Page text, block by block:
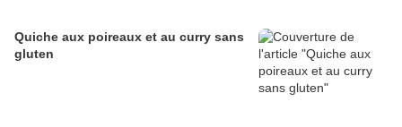
Quiche aux poireaux et au curry sans
gluten